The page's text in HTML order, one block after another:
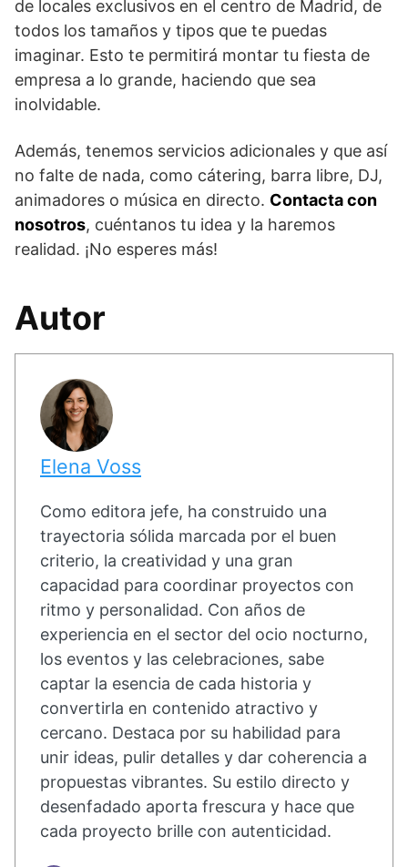
de locales exclusivos en el centro de Madrid, de
todos los tamaños y tipos que te puedas
imaginar. Esto te permitirá montar tu fiesta de
empresa a lo grande, haciendo que sea
inolvidable.
Además, tenemos servicios adicionales y que así
no falte de nada, como cátering, barra libre, DJ,
animadores o música en directo. Contacta con
nosotros, cuéntanos tu idea y la haremos
realidad. ¡No esperes más!
Autor
Elena Voss
Como editora jefe, ha construido una
trayectoria sólida marcada por el buen
criterio, la creatividad y una gran
capacidad para coordinar proyectos con
ritmo y personalidad. Con años de
experiencia en el sector del ocio nocturno,
los eventos y las celebraciones, sabe
captar la esencia de cada historia y
convertirla en contenido atractivo y
cercano. Destaca por su habilidad para
unir ideas, pulir detalles y dar coherencia a
propuestas vibrantes. Su estilo directo y
desenfadado aporta frescura y hace que
cada proyecto brille con autenticidad.